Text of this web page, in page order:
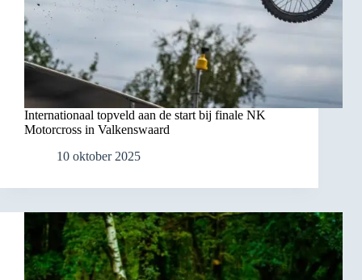
Internationaal topveld aan de start bij finale NK
Motorcross in Valkenswaard
10 oktober 2025